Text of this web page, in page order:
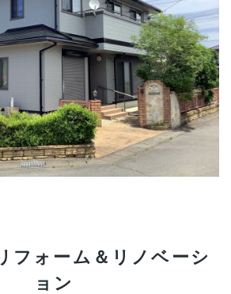
フォーム＆リノベーシ
ョン